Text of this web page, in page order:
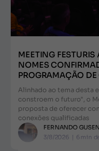
MEETING
NOMES
PROGRAMAÇÃO
Alinhado ao tema desta
constroem o futuro", o
proposta de oferecer
conexões qualificadas
FERNANDO GUSEN
3/8/2026 | 6 min